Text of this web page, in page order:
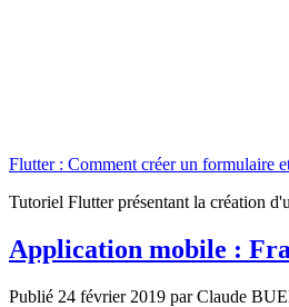
Flutter : Comment créer un formulaire
Tutoriel Flutter présentant la création
Application mobile :
Publié 24 février 2019 par Claude